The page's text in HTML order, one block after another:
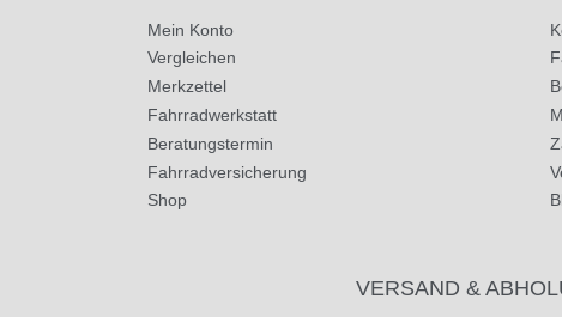
Mein Konto
Vergleichen
Merkzettel
Fahrradwerkstatt
Beratungstermin
Fahrradversicherung
Shop
VERSAND &